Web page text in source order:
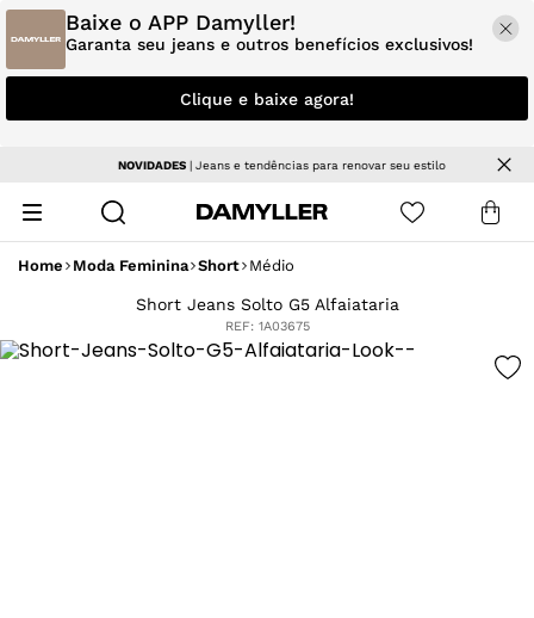
Baixe o APP Damyller!
Garanta seu jeans e outros benefícios exclusivos!
Clique e baixe agora!
NOVIDADES| Jeans e tendências para renovar seu estilo
Home Moda Feminina Short Médio
Short Jeans Solto G5 Alfaiataria
REF: 1A03675